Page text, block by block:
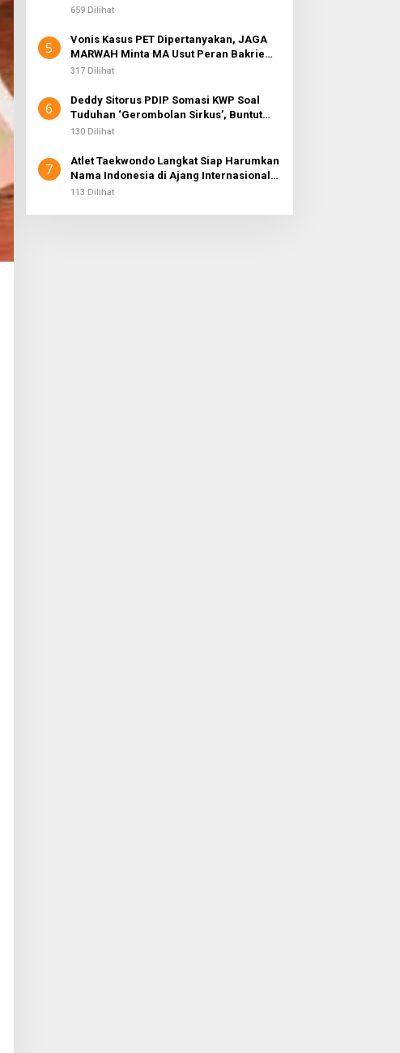
Perairan Sumenep
659 Dilihat
5
Vonis Kasus PET Dipertanyakan, JAGA
MARWAH Minta MA Usut Peran Bakrie
Group
317 Dilihat
6
Deddy Sitorus PDIP Somasi KWP Soal
Tuduhan ‘Gerombolan Sirkus’, Buntut
Rapat Komisi II Dipimpin Sufmi Dasco
130 Dilihat
7
Atlet Taekwondo Langkat Siap Harumkan
Nama Indonesia di Ajang Internasional
G2 Asian
113 Dilihat